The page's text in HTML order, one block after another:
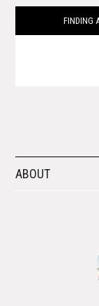
ABOUT